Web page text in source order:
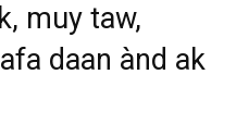
muy taw,
daan ànd ak